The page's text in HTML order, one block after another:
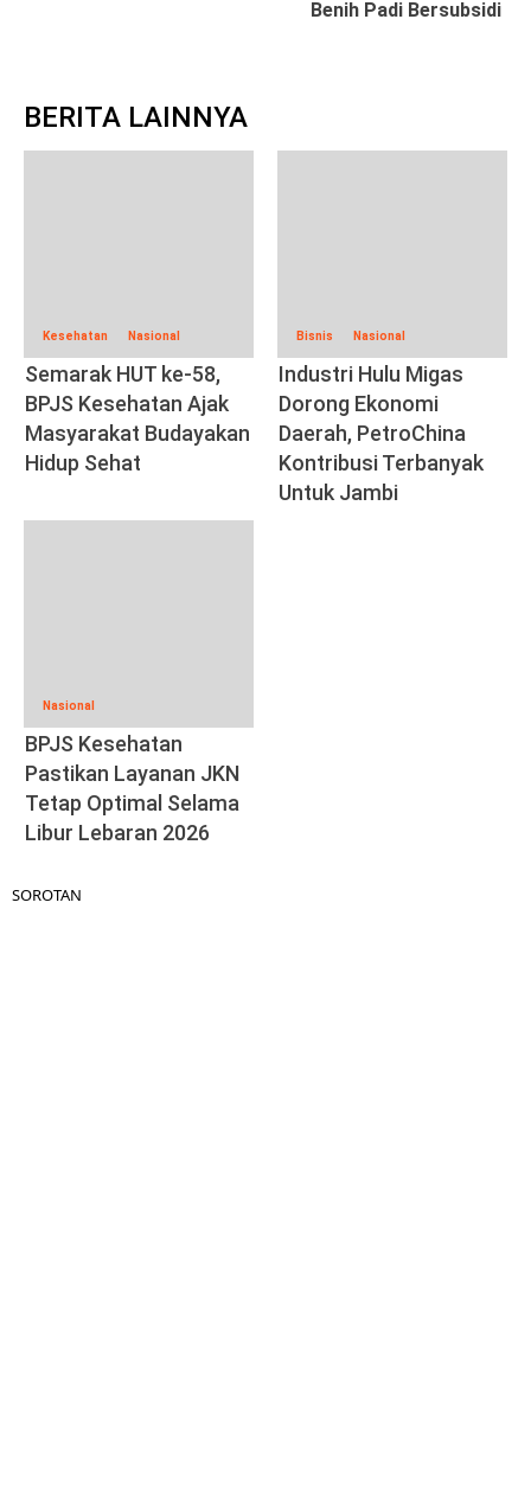
Benih Padi Bersubsidi
BERITA LAINNYA
Kesehatan Nasional
Semarak HUT ke-58,
BPJS Kesehatan Ajak
Masyarakat Budayakan
Hidup Sehat
Bisnis Nasional
Industri Hulu Migas
Dorong Ekonomi
Daerah, PetroChina
Kontribusi Terbanyak
Untuk Jambi
Nasional
BPJS Kesehatan
Pastikan Layanan JKN
Tetap Optimal Selama
Libur Lebaran 2026
SOROTAN